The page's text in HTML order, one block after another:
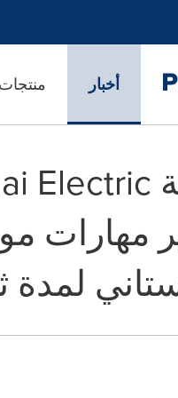
أخبار منتجات
لمدة